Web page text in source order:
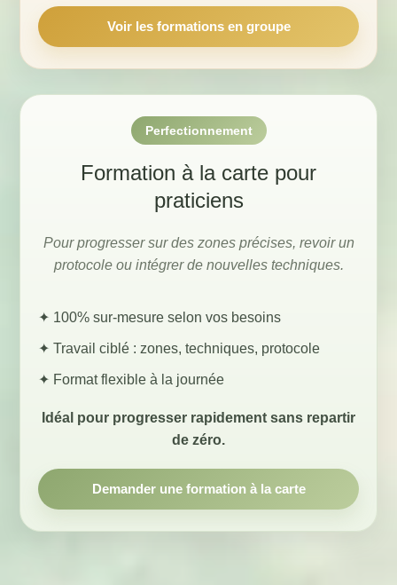
Voir les formations en groupe
Perfectionnement
Formation à la carte pour
praticiens
Pour progresser sur des zones précises, revoir un
protocole ou intégrer de nouvelles techniques.
✦ 100% sur-mesure selon vos besoins
✦ Travail ciblé : zones, techniques, protocole
✦ Format flexible à la journée
Idéal pour progresser rapidement sans repartir
de zéro.
Demander une formation à la carte